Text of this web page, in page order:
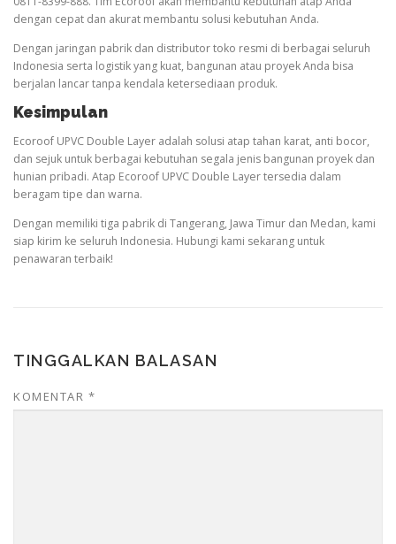
dengan cepat dan akurat membantu solusi kebutuhan Anda.
Dengan jaringan pabrik dan distributor toko resmi di berbagai seluruh
Indonesia serta logistik yang kuat, bangunan atau proyek Anda bisa
berjalan lancar tanpa kendala ketersediaan produk.
Kesimpulan
Ecoroof UPVC Double Layer adalah solusi atap tahan karat, anti bocor,
dan sejuk untuk berbagai kebutuhan segala jenis bangunan proyek dan
hunian pribadi. Atap Ecoroof UPVC Double Layer tersedia dalam
beragam tipe dan warna.
Dengan memiliki tiga pabrik di Tangerang, Jawa Timur dan Medan, kami
siap kirim ke seluruh Indonesia. Hubungi kami sekarang untuk
penawaran terbaik!
TINGGALKAN BALASAN
KOMENTAR *